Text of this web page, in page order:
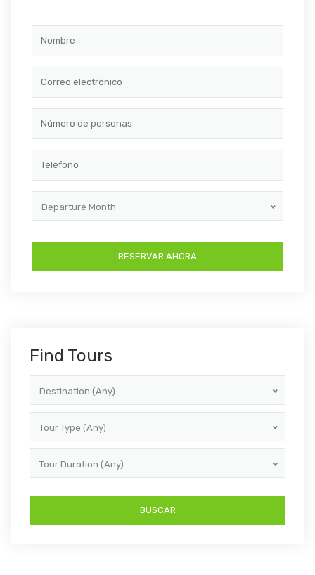
Departure Month
Find Tours
Destination (Any)
Tour Type (Any)
Tour Duration (Any)